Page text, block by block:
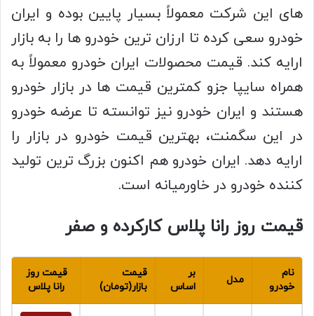
های این شرکت معمولاً بسیار پایین بوده و ایران
خودرو سعی کرده تا ارزان ترین خودرو ها را به بازار
ارایه کند. قیمت محصولات ایران خودرو معمولاً به
همراه سایپا جزو کمترین قیمت ها در بازار خودرو
هستند و ایران خودرو نیز توانسته تا عرضه خودرو
در این سگمنت، بهترین قیمت خودرو در بازار را
ارایه دهد. ایران خودرو هم اکنون بزرگ ترین تولید
کننده خودرو در خاورمیانه است.
قیمت روز رانا پلاس کارکرده و صفر
نام
خودرو
مدل
بر
اساس
قیمت
بازار(تومان)
قیمت روز
رانا پلاس